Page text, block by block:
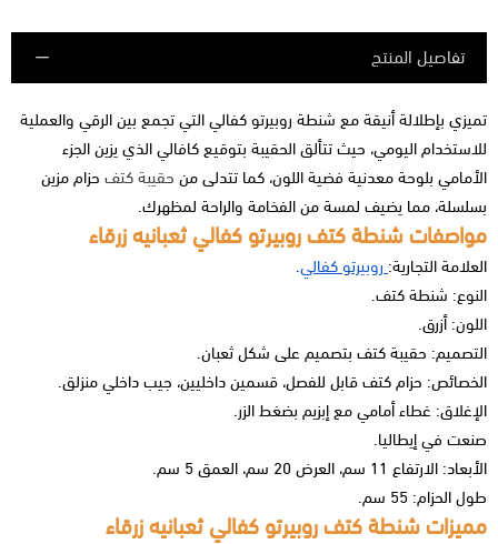
تفاصيل المنتج
تميزي بإطلالة أنيقة مع شنطة روبيرتو كفالي التي تجمع بين الرقي والعملية
للاستخدام اليومي، حيث تتألق الحقيبة بتوقيع كافالي الذي يزين الجزء
الأمامي بلوحة معدنية فضية اللون، كما تتدلى من حقيبة كتف حزام مزين
بسلسلة، مما يضيف لمسة من الفخامة والراحة لمظهرك.
مواصفات شنطة كتف روبيرتو كفالي ثعبانيه زرقاء
العلامة التجارية: روبيرتو كفالي.
النوع: شنطة كتف.
اللون: أزرق.
التصميم: حقيبة كتف بتصميم على شكل ثعبان.
الخصائص: حزام كتف قابل للفصل، قسمين داخليين، جيب داخلي منزلق.
الإغلاق: غطاء أمامي مع إبزيم بضغط الزر.
صنعت في إيطاليا.
الأبعاد: الارتفاع 11 سم، العرض 20 سم، العمق 5 سم.
طول الحزام: 55 سم.
مميزات شنطة كتف روبيرتو كفالي ثعبانيه زرقاء